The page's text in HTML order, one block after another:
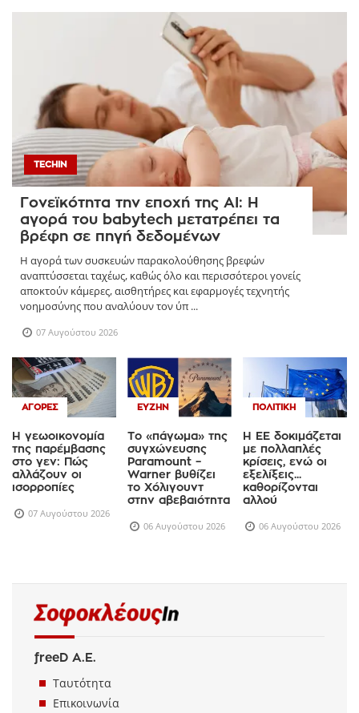
TECHIN
Γονεϊκότητα την εποχή της AI: Η
αγορά του babytech μετατρέπει τα
βρέφη σε πηγή δεδομένων
Η αγορά των συσκευών παρακολούθησης βρεφών
αναπτύσσεται ταχέως, καθώς όλο και περισσότεροι γονείς
αποκτούν κάμερες, αισθητήρες και εφαρμογές τεχνητής
νοημοσύνης που αναλύουν τον ύπ ...
07 Αυγούστου 2026
ΑΓΟΡΈΣ
Η γεωοικονομία
της παρέμβασης
στο γεν: Πώς
αλλάζουν οι
ισορροπίες
07 Αυγούστου 2026
ΕΥΖΗΝ
Το «πάγωμα» της
συγχώνευσης
Paramount –
Warner βυθίζει
το Χόλιγουντ
στην αβεβαιότητα
06 Αυγούστου 2026
ΠΟΛΙΤΙΚΉ
Η ΕΕ δοκιμάζεται
με πολλαπλές
κρίσεις, ενώ οι
εξελίξεις...
καθορίζονται
αλλού
06 Αυγούστου 2026
freeD Α.Ε.
Ταυτότητα
Επικοινωνία